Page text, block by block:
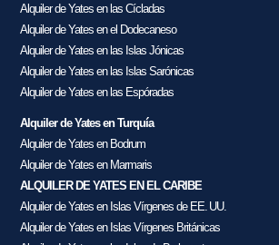
Alquiler de Yates en las Cícladas
Alquiler de Yates en el Dodecaneso
Alquiler de Yates en las Islas Jónicas
Alquiler de Yates en las Islas Sarónicas
Alquiler de Yates en las Espóradas
Alquiler de Yates en Turquía
Alquiler de Yates en Bodrum
Alquiler de Yates en Marmaris
ALQUILER DE YATES EN EL CARIBE
Alquiler de Yates en Islas Vírgenes de EE. UU.
Alquiler de Yates en Islas Vírgenes Británicas